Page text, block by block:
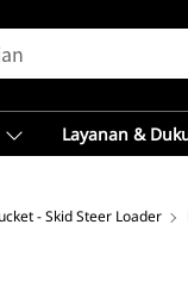
Layanan &
- Skid Steer Loader